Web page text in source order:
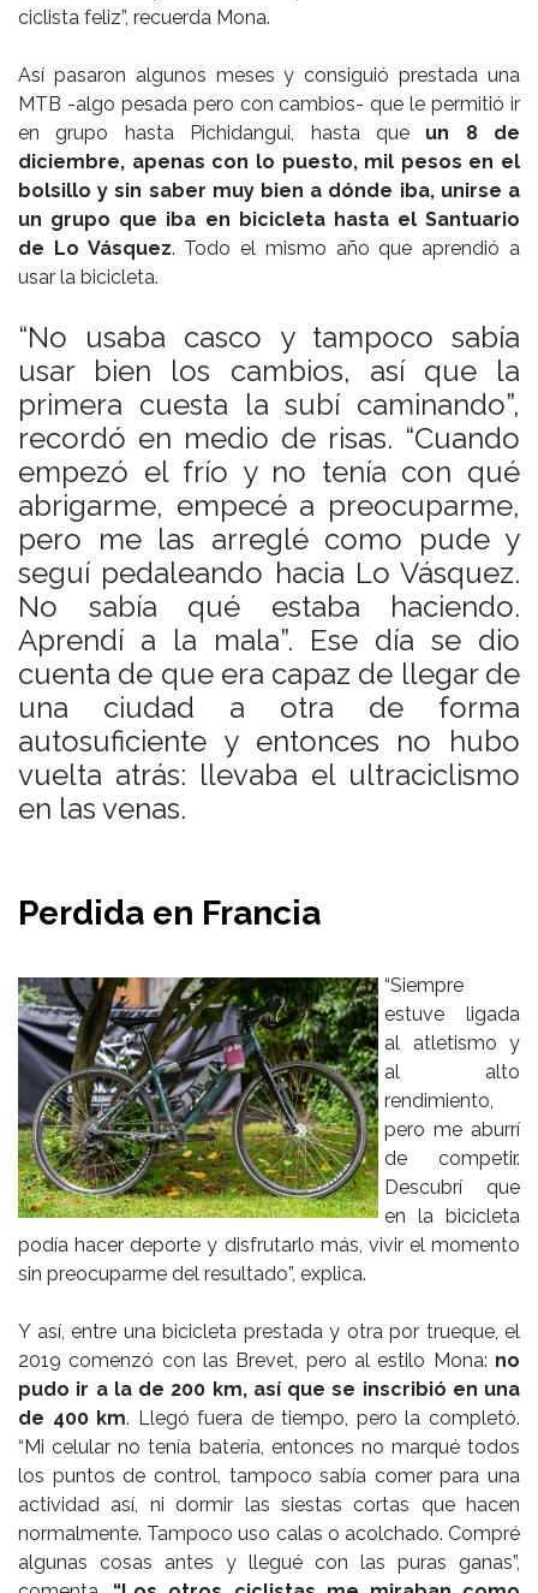
ciclista feliz”, recuerda Mona.
Así pasaron algunos meses y consiguió prestada una
MTB -algo pesada pero con cambios- que le permitió ir
en grupo hasta Pichidangui, hasta que un 8 de
diciembre, apenas con lo puesto, mil pesos en el
bolsillo y sin saber muy bien a dónde iba, unirse a
un grupo que iba en bicicleta hasta el Santuario
de Lo Vásquez. Todo el mismo año que aprendió a
usar la bicicleta.
“No usaba casco y tampoco sabía
usar bien los cambios, así que la
primera cuesta la subí caminando”,
recordó en medio de risas. “Cuando
empezó el frío y no tenía con qué
abrigarme, empecé a preocuparme,
pero me las arreglé como pude y
seguí pedaleando hacia Lo Vásquez.
No sabía qué estaba haciendo.
Aprendí a la mala”. Ese día se dio
cuenta de que era capaz de llegar de
una ciudad a otra de forma
autosuficiente y entonces no hubo
vuelta atrás: llevaba el ultraciclismo
en las venas.
Perdida en Francia
“Siempre
estuve ligada
al atletismo y
al alto
rendimiento,
pero me aburrí
de competir.
Descubrí que
en la bicicleta
podía hacer deporte y disfrutarlo más, vivir el momento
sin preocuparme del resultado”, explica.
Y así, entre una bicicleta prestada y otra por trueque, el
2019 comenzó con las Brevet, pero al estilo Mona: no
pudo ir a la de 200 km, así que se inscribió en una
de 400 km. Llegó fuera de tiempo, pero la completó.
“Mi celular no tenía batería, entonces no marqué todos
los puntos de control, tampoco sabía comer para una
actividad así, ni dormir las siestas cortas que hacen
normalmente. Tampoco uso calas o acolchado. Compré
algunas cosas antes y llegué con las puras ganas”,